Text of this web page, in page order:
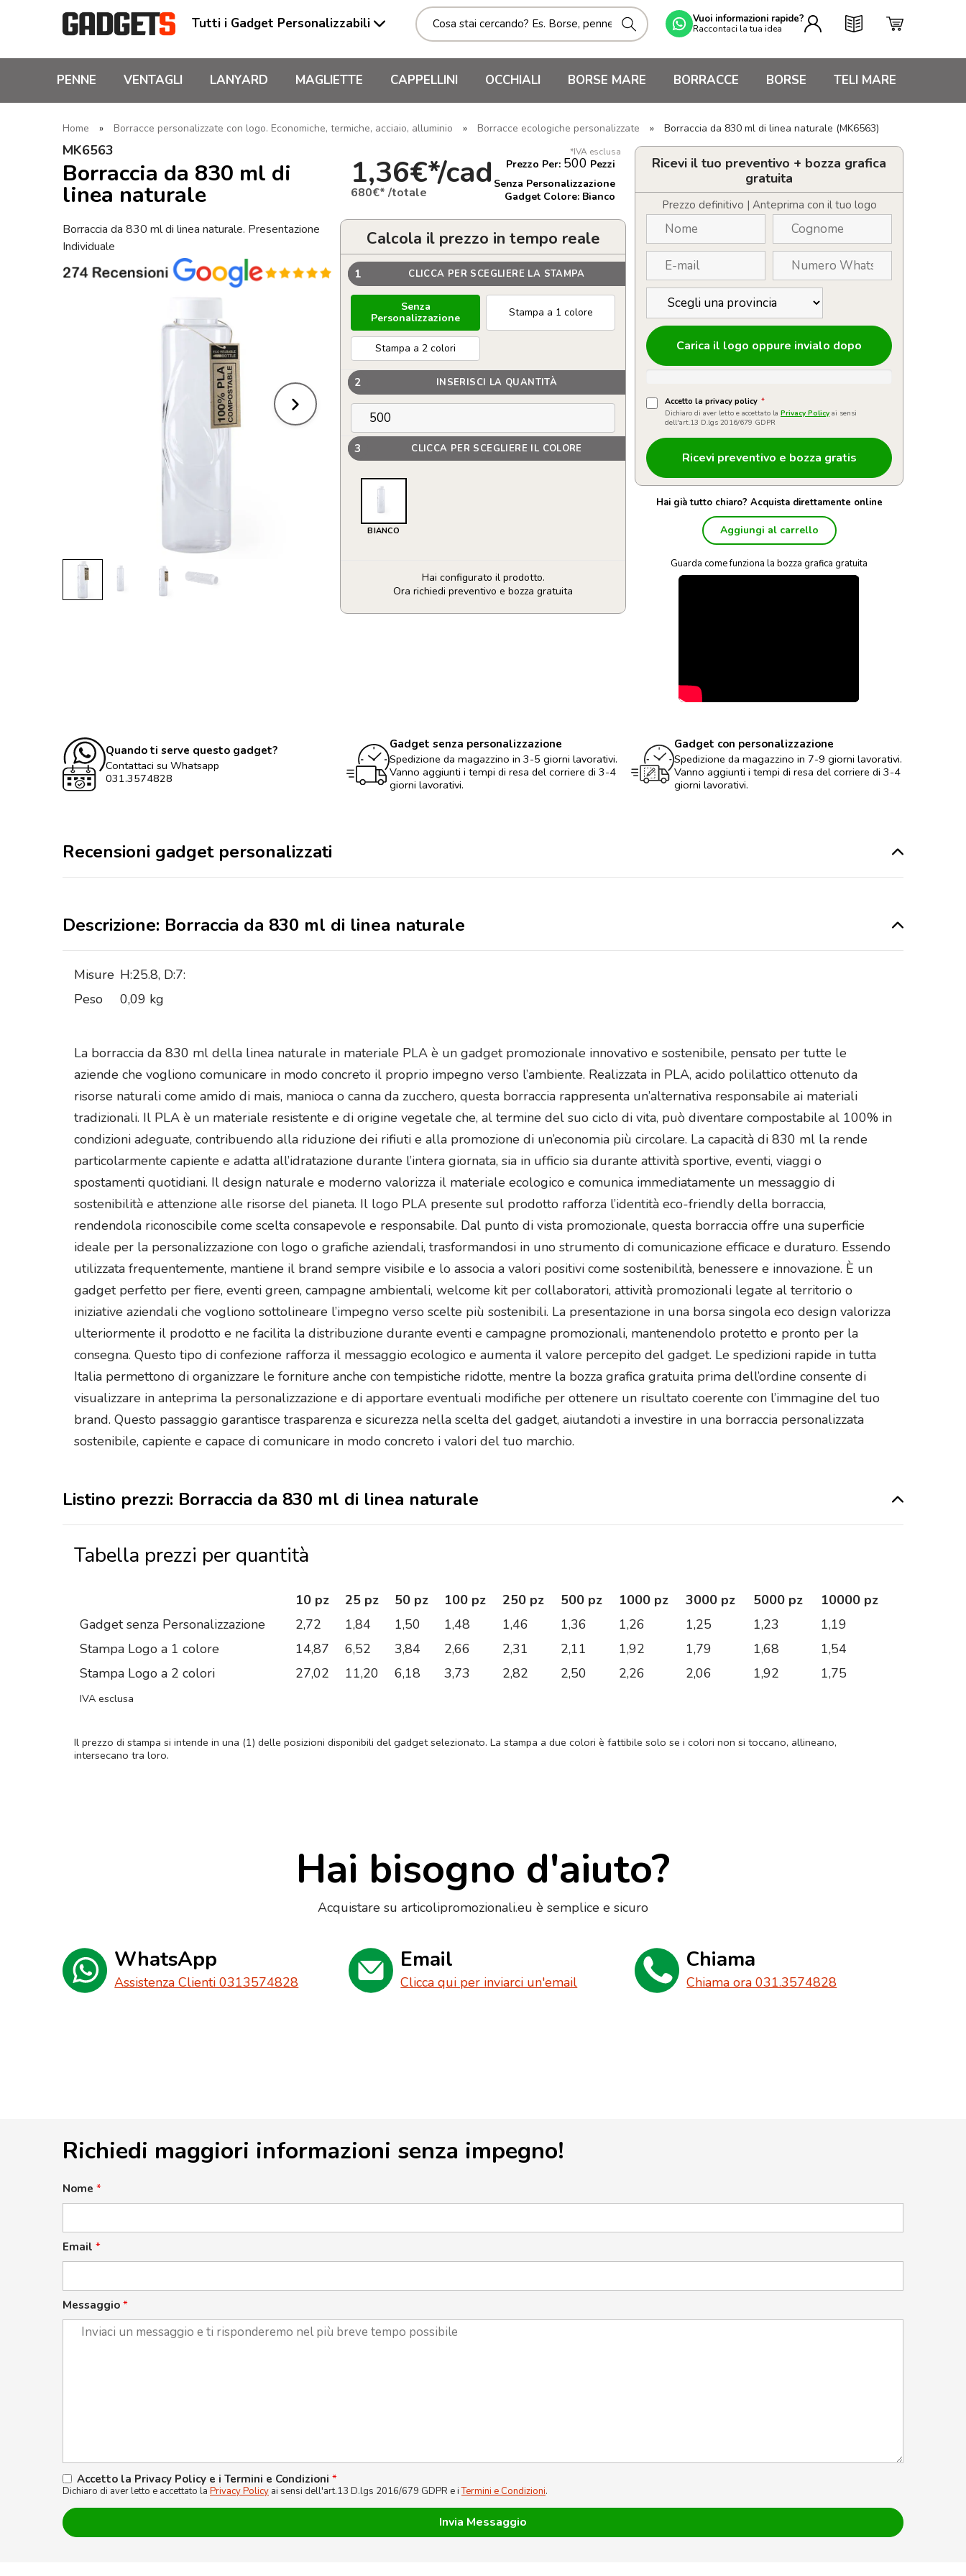
Tutti i Gadget Personalizzabili Vuoi informazioni rapide?
Raccontaci la tua idea
PENNE VENTAGLI LANYARD MAGLIETTE CAPPELLINI OCCHIALI BORSE MARE BORRACCE BORSE TELI MARE
Home » Borracce personalizzate con logo. Economiche, termiche, acciaio, alluminio » Borracce ecologiche personalizzate » Borraccia da 830 ml di linea naturale (MK6563)
MK6563
Borraccia da 830 ml di
linea naturale
Borraccia da 830 ml di linea naturale. Presentazione
Individuale
*IVA esclusa
1,36€*/cad
680€* /totale
Prezzo Per: 500 Pezzi
Senza Personalizzazione
Gadget Colore: Bianco
Calcola il prezzo in tempo reale
1 CLICCA PER SCEGLIERE LA STAMPA
Senza
Personalizzazione
Stampa a 1 colore
Stampa a 2 colori
2 INSERISCI LA QUANTITÀ
3 CLICCA PER SCEGLIERE IL COLORE
BIANCO
Hai configurato il prodotto.
Ora richiedi preventivo e bozza gratuita
Borraccia
Ricevi il tuo preventivo + bozza grafica
gratuita
Prezzo definitivo | Anteprima con il tuo logo
Carica il logo oppure invialo dopo
Accetto la privacy policy *
Dichiaro di aver letto e accettato la Privacy Policy ai sensi
dell'art.13 D.lgs 2016/679 GDPR
Hai già tutto chiaro? Acquista direttamente online
Aggiungi al carrello
Guarda come funziona la bozza grafica gratuita
Quando ti serve questo gadget?
Contattaci su Whatsapp
031.3574828
Gadget senza personalizzazione
Spedizione da magazzino in 3-5 giorni lavorativi.
Vanno aggiunti i tempi di resa del corriere di 3-4
giorni lavorativi.
Gadget con personalizzazione
Spedizione da magazzino in 7-9 giorni lavorativi.
Vanno aggiunti i tempi di resa del corriere di 3-4
giorni lavorativi.
Recensioni gadget personalizzati
Descrizione: Borraccia da 830 ml di linea naturale
Misure H:25.8, D:7:
Peso
0,09 kg
La borraccia da 830 ml della linea naturale in materiale PLA è un gadget promozionale innovativo e sostenibile, pensato per tutte le
aziende che vogliono comunicare in modo concreto il proprio impegno verso l’ambiente. Realizzata in PLA, acido polilattico ottenuto da
risorse naturali come amido di mais, manioca o canna da zucchero, questa borraccia rappresenta un’alternativa responsabile ai materiali
tradizionali. Il PLA è un materiale resistente e di origine vegetale che, al termine del suo ciclo di vita, può diventare compostabile al 100% in
condizioni adeguate, contribuendo alla riduzione dei rifiuti e alla promozione di un’economia più circolare. La capacità di 830 ml la rende
particolarmente capiente e adatta all’idratazione durante l’intera giornata, sia in ufficio sia durante attività sportive, eventi, viaggi o
spostamenti quotidiani. Il design naturale e moderno valorizza il materiale ecologico e comunica immediatamente un messaggio di
sostenibilità e attenzione alle risorse del pianeta. Il logo PLA presente sul prodotto rafforza l’identità eco-friendly della borraccia,
rendendola riconoscibile come scelta consapevole e responsabile. Dal punto di vista promozionale, questa borraccia offre una superficie
ideale per la personalizzazione con logo o grafiche aziendali, trasformandosi in uno strumento di comunicazione efficace e duraturo. Essendo
utilizzata frequentemente, mantiene il brand sempre visibile e lo associa a valori positivi come sostenibilità, benessere e innovazione. È un
gadget perfetto per fiere, eventi green, campagne ambientali, welcome kit per collaboratori, attività promozionali legate al territorio o
iniziative aziendali che vogliono sottolineare l’impegno verso scelte più sostenibili. La presentazione in una borsa singola eco design valorizza
ulteriormente il prodotto e ne facilita la distribuzione durante eventi e campagne promozionali, mantenendolo protetto e pronto per la
consegna. Questo tipo di confezione rafforza il messaggio ecologico e aumenta il valore percepito del gadget. Le spedizioni rapide in tutta
Italia permettono di organizzare le forniture anche con tempistiche ridotte, mentre la bozza grafica gratuita prima dell’ordine consente di
visualizzare in anteprima la personalizzazione e di apportare eventuali modifiche per ottenere un risultato coerente con l’immagine del tuo
brand. Questo passaggio garantisce trasparenza e sicurezza nella scelta del gadget, aiutandoti a investire in una borraccia personalizzata
sostenibile, capiente e capace di comunicare in modo concreto i valori del tuo marchio.
Listino prezzi: Borraccia da 830 ml di linea naturale
Tabella prezzi per quantità
10 pz 25 pz 50 pz 100 pz 250 pz 500 pz 1000 pz 3000 pz 5000 pz
10000 pz
Gadget senza Personalizzazione
2,72 1,84 1,50 1,48 1,46 1,36 1,26 1,25 1,23
1,19
Stampa Logo a 1 colore
14,87 6,52 3,84 2,66 2,31 2,11 1,92 1,79 1,68
1,54
Stampa Logo a 2 colori
27,02 11,20 6,18 3,73 2,82 2,50 2,26 2,06 1,92 1,75
IVA esclusa
Il prezzo di stampa si intende in una (1) delle posizioni disponibili del gadget selezionato. La stampa a due colori è fattibile solo se i colori non si toccano, allineano,
intersecano tra loro.
Hai bisogno d'aiuto?
Acquistare su articolipromozionali.eu è semplice e sicuro
WhatsApp
Assistenza Clienti 0313574828
Email
Clicca qui per inviarci un'email
Chiama
Chiama ora 031.3574828
Richiedi maggiori informazioni senza impegno!
Nome *
Email *
Messaggio *
Accetto la Privacy Policy e i Termini e Condizioni *
Dichiaro di aver letto e accettato la Privacy Policy ai sensi dell'art.13 D.lgs 2016/679 GDPR e iTermini e Condizioni.